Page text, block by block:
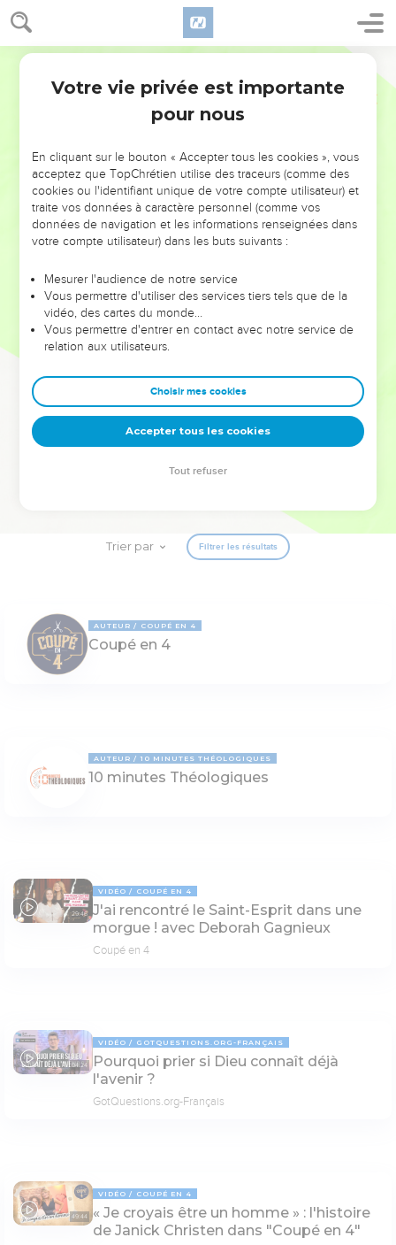
NE MANQUEZ PAS L’ÉVÉNEMENT
DE L’ANNÉE !
ET SI LEURS ERREURS POUVAIENT VOUS ÉVITER LES
VOTRES ?
leur foi ou leur vision. Mais on voit moins les doutes, les erreurs
et les saisons difficiles qu'ils ont traversés, alors même que ce
sont elles qui les ont façonnés.
Dans cette conférence, leaders, entrepreneurs, et responsables
clés pour avancer avec plus de sagesse afin que leurs erreurs
deviennent vos tremplins. Que vous guidiez un ministère, une
équipe, un groupe ou une famille, leur expérience est faite
pour vous.
Trier par Filtrer les résultats
AUTEUR COUPÉ EN 4
Coupé en 4
AUTEUR 10 MINUTES THÉOLOGIQUES
10 minutes Théologiques
29:46
VIDÉO COUPÉ EN 4
J'ai rencontré le Saint-Esprit dans une
morgue ! avec Deborah Gagnieux
Coupé en 4
04:24
VIDÉO GOTQUESTIONS.ORG-FRANÇAIS
Pourquoi prier si Dieu connaît déjà
l'avenir ?
GotQuestions.org-Français
49:44
VIDÉO COUPÉ EN 4
« Je croyais être un homme » : l'histoire
de Janick Christen dans "Coupé en 4"
Votre vie privée est importante
pour nous
En cliquant sur le bouton « Accepter tous les cookies », vous
acceptez que TopChrétien utilise des traceurs (comme des
cookies ou l'identifiant unique de votre compte utilisateur) et
traite vos données à caractère personnel (comme vos
données de navigation et les informations renseignées dans
votre compte utilisateur) dans les buts suivants :
Mesurer l'audience de notre service
Vous permettre d'utiliser des services tiers tels que de la
vidéo, des cartes du monde…
Vous permettre d'entrer en contact avec notre service de
relation aux utilisateurs.
Choisir mes cookies
Accepter tous les cookies
Tout refuser